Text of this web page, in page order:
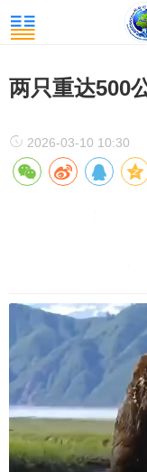
两只重达500
2026-03-10 10:30